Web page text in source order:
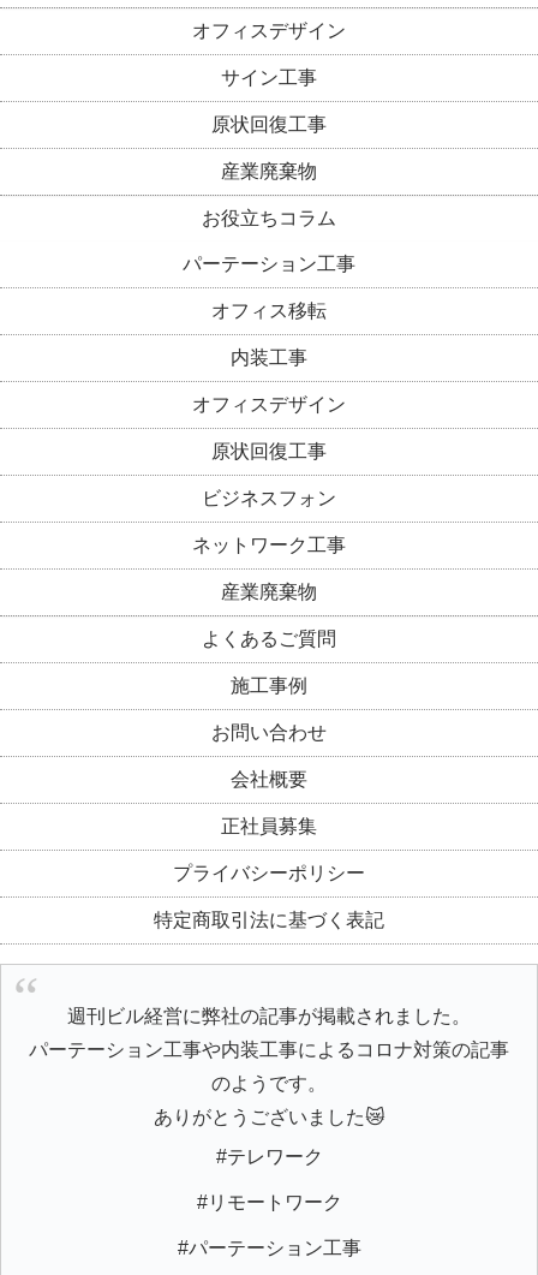
オフィスデザイン
サイン工事
原状回復工事
産業廃棄物
お役立ちコラム
パーテーション工事
オフィス移転
内装工事
オフィスデザイン
原状回復工事
ビジネスフォン
ネットワーク工事
産業廃棄物
よくあるご質問
施工事例
お問い合わせ
会社概要
正社員募集
プライバシーポリシー
特定商取引法に基づく表記
週刊ビル経営に弊社の記事が掲載されました。
パーテーション工事や内装工事によるコロナ対策の記事
のようです。
ありがとうございました😿
#テレワーク
#リモートワーク
#パーテーション工事